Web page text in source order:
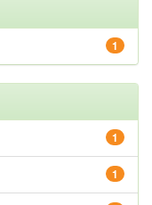
1
1
1